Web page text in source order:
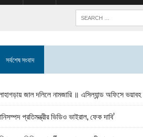
সর্বশেষ সংবাদ
জাল দলিলে নামজারি ॥ এসিল্যান্ড অফিসে ভয়াবহ
প্রতিমন্ত্রীর ভিডিও ভাইরাল, ফেক দাবি’